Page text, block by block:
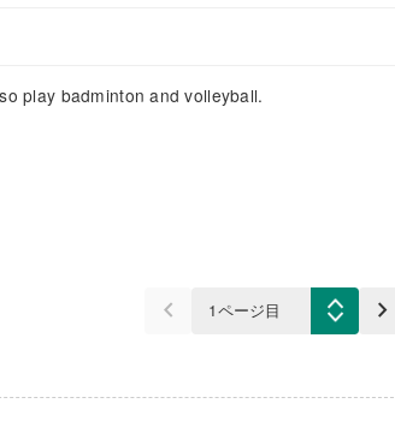
play badminton and volleyball.
keyboard_arrow_left keyboard_arrow_right